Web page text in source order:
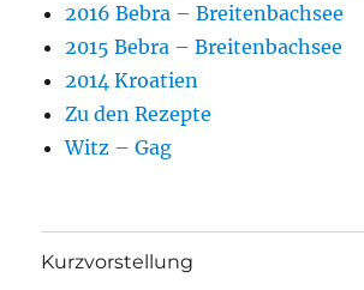
2016 Bebra – Breitenbachsee
2015 Bebra – Breitenbachsee
2014 Kroatien
Zu den Rezepte
Witz – Gag
Kurzvorstellung